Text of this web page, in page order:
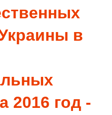
в
2016 год -